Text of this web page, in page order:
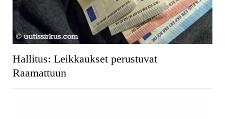
Hallitus: Leikkaukset perustuvat
Raamattuun